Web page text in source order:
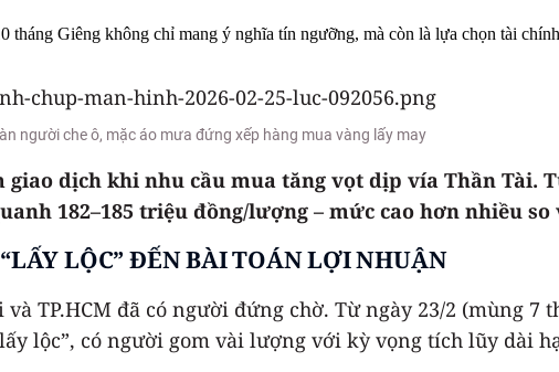
Giêng không chỉ mang ý nghĩa tín ngưỡng, mà còn là lựa chọn tài
người che ô, mặc áo mưa đứng xếp hàng mua vàng lấy may
dịch khi nhu cầu mua tăng vọt dịp vía Thần Tài.
182–185 triệu đồng/lượng – mức cao hơn nhiều
LỘC” ĐẾN BÀI TOÁN LỢI NHUẬN
TP.HCM đã có người đứng chờ. Từ ngày 23/2 (mùng 7
lộc”, có người gom vài lượng với kỳ vọng tích lũy dài